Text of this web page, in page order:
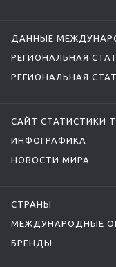
ДАННЫЕ
РЕГИОНАЛЬНАЯ
РЕГИОНАЛЬНАЯ
САЙТ СТАТИСТИКИ
ИНФОГРАФИКА
НОВОСТИ МИРА
СТРАНЫ
МЕЖДУНАРОДНЫЕ
БРЕНДЫ